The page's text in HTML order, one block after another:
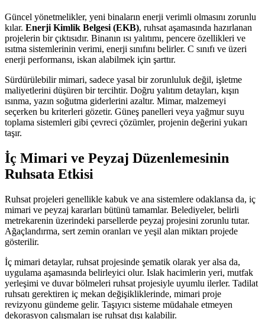
Güncel yönetmelikler, yeni binaların enerji verimli olmasını zorunlu
kılar. Enerji Kimlik Belgesi (EKB), ruhsat aşamasında hazırlanan
projelerin bir çıktısıdır. Binanın ısı yalıtımı, pencere özellikleri ve
ısıtma sistemlerinin verimi, enerji sınıfını belirler. C sınıfı ve üzeri
enerji performansı, iskan alabilmek için şarttır.
Sürdürülebilir mimari, sadece yasal bir zorunluluk değil, işletme
maliyetlerini düşüren bir tercihtir. Doğru yalıtım detayları, kışın
ısınma, yazın soğutma giderlerini azaltır. Mimar, malzemeyi
seçerken bu kriterleri gözetir. Güneş panelleri veya yağmur suyu
toplama sistemleri gibi çevreci çözümler, projenin değerini yukarı
taşır.
İç Mimari ve Peyzaj Düzenlemesinin
Ruhsata Etkisi
Ruhsat projeleri genellikle kabuk ve ana sistemlere odaklansa da, iç
mimari ve peyzaj kararları bütünü tamamlar. Belediyeler, belirli
metrekarenin üzerindeki parsellerde peyzaj projesini zorunlu tutar.
Ağaçlandırma, sert zemin oranları ve yeşil alan miktarı projede
gösterilir.
İç mimari detaylar, ruhsat projesinde şematik olarak yer alsa da,
uygulama aşamasında belirleyici olur. Islak hacimlerin yeri, mutfak
yerleşimi ve duvar bölmeleri ruhsat projesiyle uyumlu ilerler. Tadilat
ruhsatı gerektiren iç mekan değişikliklerinde, mimari proje
revizyonu gündeme gelir. Taşıyıcı sisteme müdahale etmeyen
dekorasyon çalışmaları ise ruhsat dışı kalabilir.